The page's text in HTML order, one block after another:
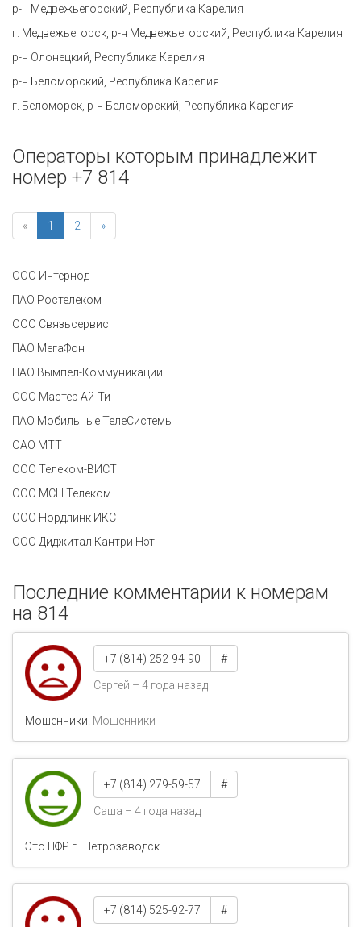
р-н Медвежьегорский, Республика Карелия
г. Медвежьегорск, р-н Медвежьегорский, Республика Карелия
р-н Олонецкий, Республика Карелия
р-н Беломорский, Республика Карелия
г. Беломорск, р-н Беломорский, Республика Карелия
Операторы которым принадлежит
номер +7 814
« 1 2 »
ООО Интернод
ПАО Ростелеком
ООО Связьсервис
ПАО МегаФон
ПАО Вымпел-Коммуникации
ООО Мастер Ай-Ти
ПАО Мобильные ТелеСистемы
ОАО МТТ
ООО Телеком-ВИСТ
ООО МСН Телеком
ООО Нордлинк ИКС
ООО Диджитал Кантри Нэт
Последние комментарии к номерам
на 814
+7 (814) 252-94-90 #
Сергей – 4 года назад
Мошенники. Мошенники
+7 (814) 279-59-57 #
Саша – 4 года назад
Это ПФР г . Петрозаводск.
+7 (814) 525-92-77 #